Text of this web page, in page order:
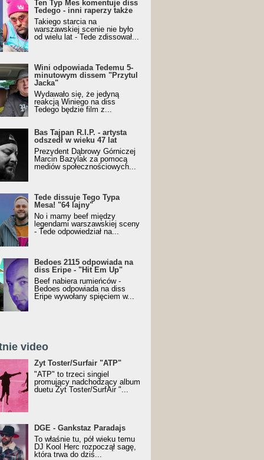
Ten Typ Mes komentuje diss
Tedego - inni raperzy także
Takiego starcia na
warszawskiej scenie nie było
od wielu lat - Tede zdissował...
Wini odpowiada Tedemu 5-
minutowym dissem "Przytul
Jacka"
Wydawało się, że jedyną
reakcją Winiego na diss
Tedego będzie film z...
Bas Tajpan R.I.P. - artysta
odszedł w wieku 47 lat
Prezydent Dąbrowy Górniczej
Marcin Bazylak za pomocą
mediów społecznościowych...
Tede dissuje Tego Typa
Mesa! "64 lajny"
No i mamy beef między
legendami warszawskiej sceny
- Tede odpowiedział na...
Bedoes 2115 odpowiada na
diss Eripe - "Hit Em Up"
Beef nabiera rumieńców -
Bedoes odpowiada na diss
Eripe wywołany spięciem w...
video
SurfAir - ATP VIDEO
Żyt Toster/Surfair "ATP"
"ATP" to trzeci singiel
promujący nadchodzący album
duetu Żyt Toster/SurfAir "...
z nagrodą za
Trueschoolowy
Roku (Popkillery 2023)
DGE - Gankstaz Paradajs
To właśnie tu, pół wieku temu
DJ Kool Herc rozpoczął sagę,
która trwa do dziś...